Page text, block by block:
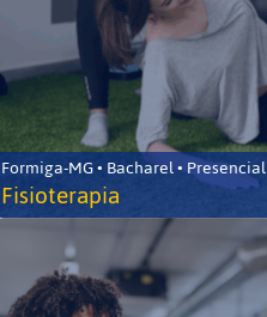
Formiga-MG • Bacharel • Presencial
Fisioterapia